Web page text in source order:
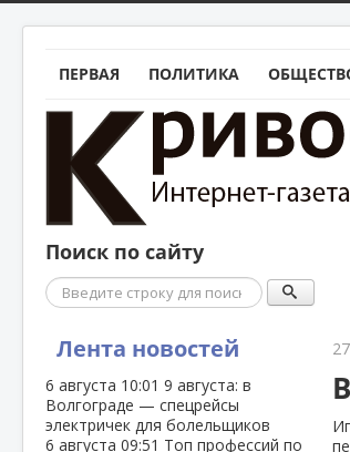
ПЕРВАЯ ПОЛИТИКА
Поиск по сайту
Поиск
Лента новостей
6 августа 10:01 9 августа: в
Волгограде — спецрейсы
электричек для болельщиков
6 августа 09:51 Топ профессий по